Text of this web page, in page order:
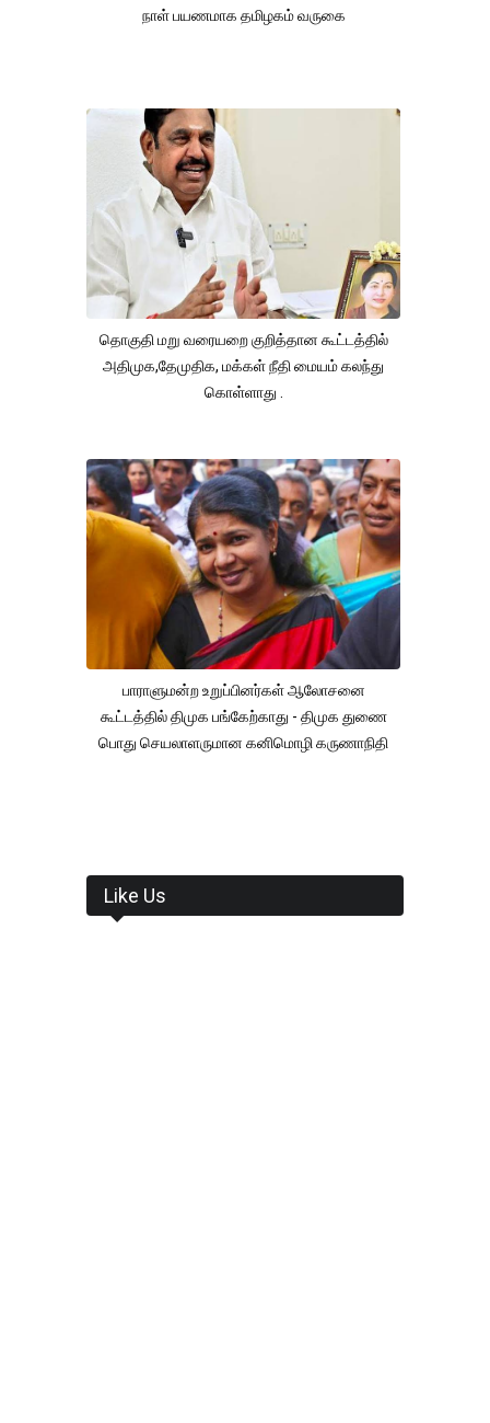
நாள் பயணமாக தமிழகம் வருகை
தொகுதி மறு வரையறை குறித்தான கூட்டத்தில்
அதிமுக,தேமுதிக, மக்கள் நீதி மையம் கலந்து
கொள்ளாது .
பாராளுமன்ற உறுப்பினர்கள் ஆலோசனை
கூட்டத்தில் திமுக பங்கேற்காது - திமுக துணை
பொது செயலாளருமான கனிமொழி கருணாநிதி
Like Us